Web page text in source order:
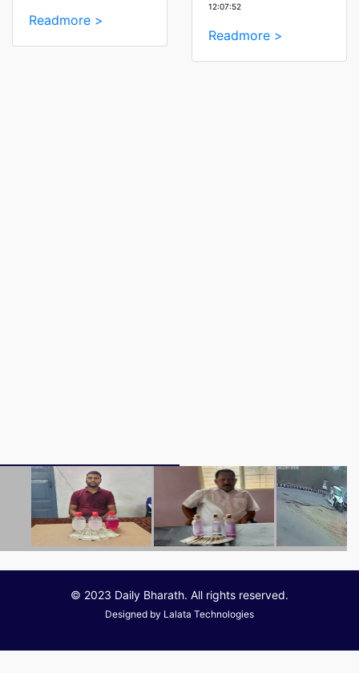
Readmore >
12:07:52
Readmore >
© 2023 Daily Bharath. All rights reserved.
Designed by Lalata Technologies